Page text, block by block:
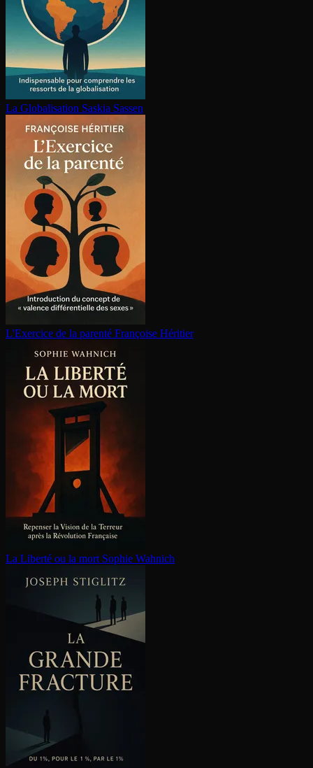
La Glo­ba­li­sa­tion Saskia Sassen
L'Exercice de la parenté Françoise Héritier
La Liberté ou la mort Sophie Wahnich